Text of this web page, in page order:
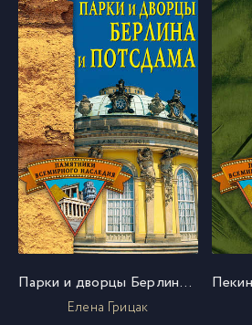
Парки и дворцы Берлина и Потсдама
Елена Грицак